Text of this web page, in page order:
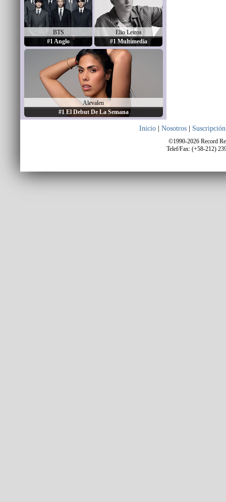
BTS
#1 Anglo
Elio Leiros
#1 Multimedia
Alevalen
#1 El Debut De La Semana
Inicio Nosotros Suscripción
©1990-2026 Record
Telef/Fax: (+58-212)